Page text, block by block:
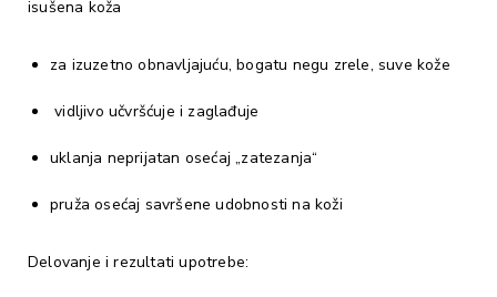
isušena koža
za izuzetno obnavljajuću, bogatu negu zrele, suve kože
vidljivo učvršćuje i zaglađuje
uklanja neprijatan osećaj „zatezanja“
pruža osećaj savršene udobnosti na koži
Delovanje i rezultati upotrebe: